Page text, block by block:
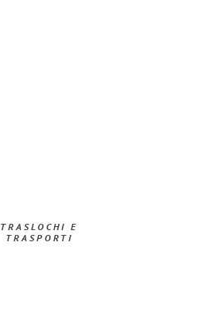
TRASLOCHI E
TRASPORTI​